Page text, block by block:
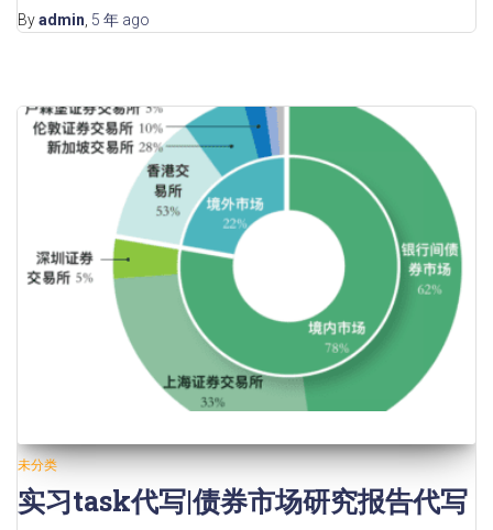
Byadmin 5 年 ago
未分类
实习task代写|债券市场研究报告代写